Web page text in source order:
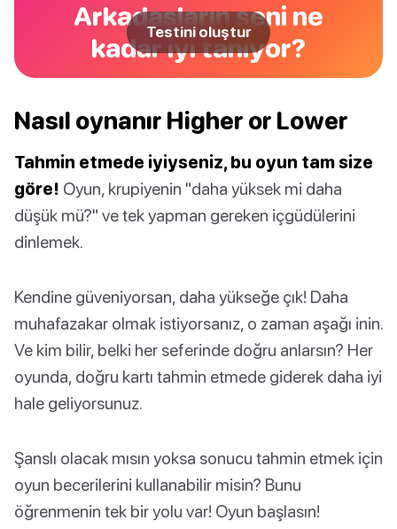
Arkadaşların seni ne
kadar iyi tanıyor?
Testini oluştur
Nasıl oynanır Higher or Lower
Tahmin etmede iyiyseniz, bu oyun tam size
göre! Oyun, krupiyenin "daha yüksek mi daha
düşük mü?" ve tek yapman gereken içgüdülerini
dinlemek.
Kendine güveniyorsan, daha yükseğe çık! Daha
muhafazakar olmak istiyorsanız, o zaman aşağı inin.
Ve kim bilir, belki her seferinde doğru anlarsın? Her
oyunda, doğru kartı tahmin etmede giderek daha iyi
hale geliyorsunuz.
Şanslı olacak mısın yoksa sonucu tahmin etmek için
oyun becerilerini kullanabilir misin? Bunu
öğrenmenin tek bir yolu var! Oyun başlasın!